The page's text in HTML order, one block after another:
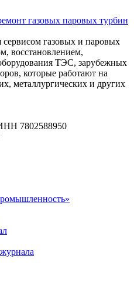
газовых паровых турбин
газовых и паровых
восстановлением,
ТЭС, зарубежных
которые работают на
металлургических и других
7802588950